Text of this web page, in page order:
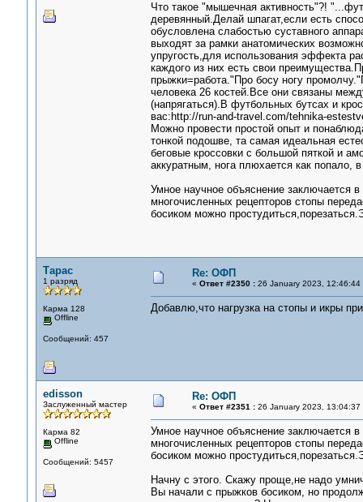
Что такое "мышечная активность"?!
деревянный.Делай шпагат,если есть
обусловлена слабостью суставного
выходят за рамки анатомических
упругость,для использования эффекта
каждого из них есть свои
прыжки=работа."Про босу ногу
человека 26 костей.Все они связаны
(напрягаться).В футбольных бутсах и
вас:http://run-and-travel.com/tehnika-
Можно провести простой опыт и
тонкой подошве, та самая идеальная
беговые кроссовки с большой пяткой и
аккуратным, нога плюхается как попало,
Умное научное объяснение заключается
многочисленных рецепторов стопы
босиком можно
Тарас
1 разряд
Карма 128
Offline
Сообщений: 457
Re: ОФП
« Ответ #2350 :26 January 2023, 12:46:44
Добавлю,что нагрузка на стопы и икры
edisson
Заслуженный мастер
Карма 82
Offline
Сообщений: 5457
Re: ОФП
« Ответ #2351 :26 January 2023, 13:04:37
Умное научное объяснение заключается
многочисленных рецепторов стопы
босиком можно
Начну с этого. Скажу проще,не надо
Вы начали с прыжков босиком, но